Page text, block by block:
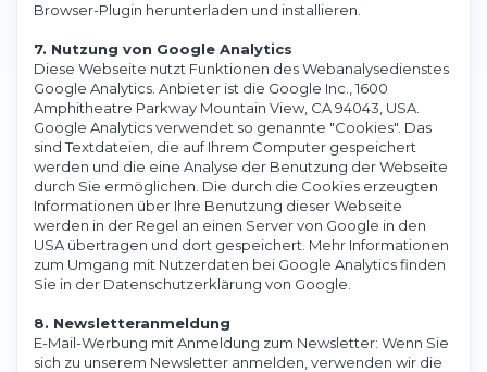
Browser-Plugin herunterladen und installieren.
7. Nutzung von Google Analytics
Diese Webseite nutzt Funktionen des Webanalysedienstes
Google Analytics. Anbieter ist die Google Inc., 1600
Amphitheatre Parkway Mountain View, CA 94043, USA.
Google Analytics verwendet so genannte "Cookies". Das
sind Textdateien, die auf Ihrem Computer gespeichert
werden und die eine Analyse der Benutzung der Webseite
durch Sie ermöglichen. Die durch die Cookies erzeugten
Informationen über Ihre Benutzung dieser Webseite
werden in der Regel an einen Server von Google in den
USA übertragen und dort gespeichert. Mehr Informationen
zum Umgang mit Nutzerdaten bei Google Analytics finden
Sie in der Datenschutzerklärung von Google.
8. Newsletteranmeldung
E-Mail-Werbung mit Anmeldung zum Newsletter: Wenn Sie
sich zu unserem Newsletter anmelden, verwenden wir die